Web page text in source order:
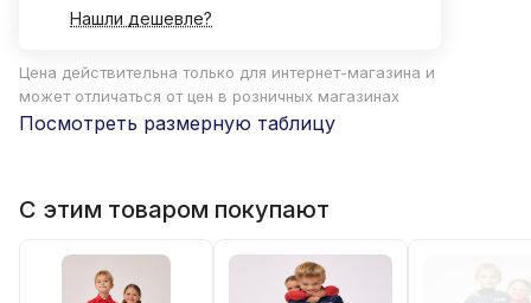
Нашли дешевле?
Цена действительна только для интернет-магазина и
может отличаться от цен в розничных магазинах
Посмотреть размерную таблицу
С этим товаром покупают